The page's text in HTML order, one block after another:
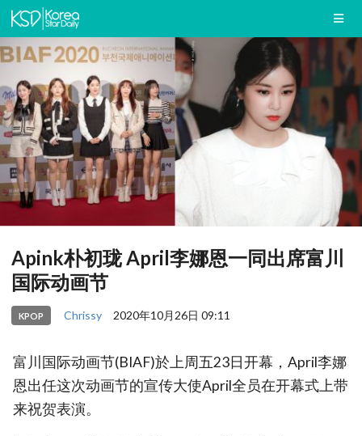
Apink朴初珑 April李娜恩一同出席富川
国际动画节
KPOP Chrissy 2020年10月26日 09:11
富川国际动画节(BIAF)於上周五23日开幕，April李娜
恩出任这次动画节的宣传大使April全员在开幕式上带
来祝贺表演。